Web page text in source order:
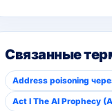
Связанные
Address poisoning
Act I The AI Prophecy